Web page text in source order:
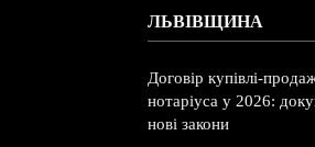
ЛЬВІВЩИНА
Договір купівлі-
нотаріуса у 2026:
нові закони